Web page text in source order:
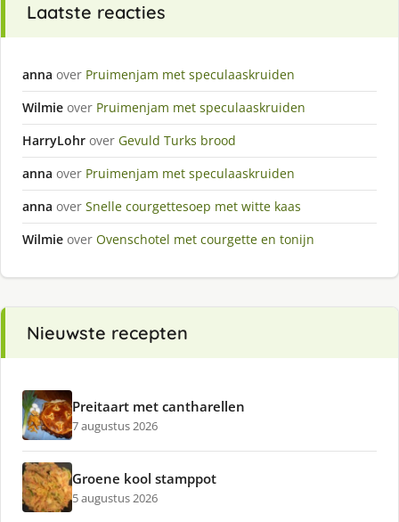
Laatste reacties
anna over Pruimenjam met speculaaskruiden
Wilmie over Pruimenjam met speculaaskruiden
HarryLohr over Gevuld Turks brood
anna over Pruimenjam met speculaaskruiden
anna over Snelle courgettesoep met witte kaas
Wilmie over Ovenschotel met courgette en tonijn
Nieuwste recepten
Preitaart met cantharellen
7 augustus 2026
Groene kool stamppot
5 augustus 2026